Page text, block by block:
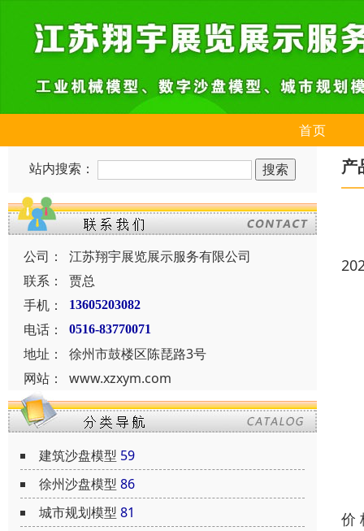
首页
站内搜索：
公司：
江苏翔宇展览展示服务有限公司
联系：
贾总
手机：
13605203082
电话： 0516-83770071
地址：
徐州市鼓楼区陈琵路3号
网站：
www.xzxym.com
建筑沙盘模型 59
徐州沙盘模型 86
城市规划模型 81
产
价